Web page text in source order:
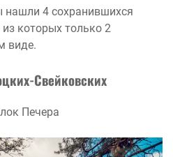
нашли 4 сохранившихся
которых только 2
виде.
Свейковских
Печера